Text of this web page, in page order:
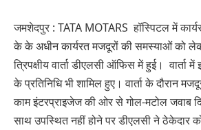
जमशेदपुर : TATA MOTARS हॉस्पिटल में
के के अधीन कार्यरत मजदूरों की समस्याओं को
त्रिपक्षीय वार्ता डीएलसी ऑफिस में हुई। वार्ता
के प्रतिनिधि भी शामिल हुए। वार्ता के दौरान
काम इंटरप्राइजेज की ओर से गोल-मटोल जवाब
साथ उपस्थित नहीं होने पर डीएलसी ने ठेकेदार